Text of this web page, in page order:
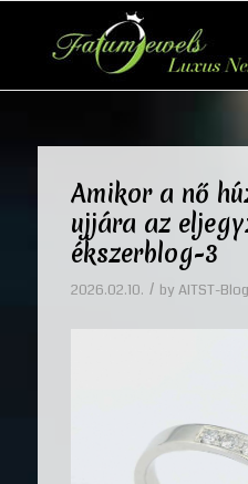
Amikor a nő
ujjára az
ékszerblog-3
2026.02.10. / by AITST-